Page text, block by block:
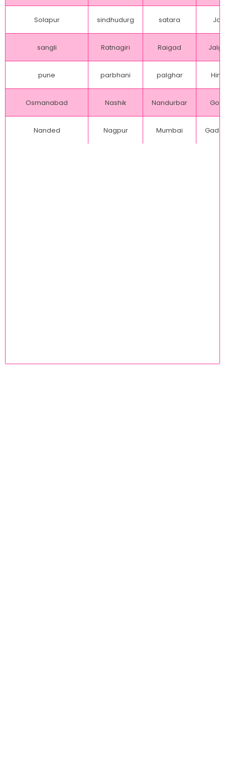
Solapur sindhudurg satara
sangli Ratnagiri Raigad
pune parbhani palghar
Osmanabad Nashik Nandurbar
Nanded Nagpur Mumbai